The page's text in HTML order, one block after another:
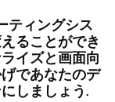
ティングシス
ることができ
イズと画面向
であなたのデ
しましょう.